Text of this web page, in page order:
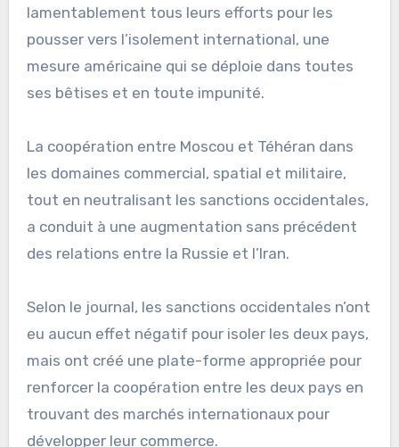
lamentablement tous leurs efforts pour les
pousser vers l’isolement international, une
mesure américaine qui se déploie dans toutes
ses bêtises et en toute impunité.
La coopération entre Moscou et Téhéran dans
les domaines commercial, spatial et militaire,
tout en neutralisant les sanctions occidentales,
a conduit à une augmentation sans précédent
des relations entre la Russie et l’Iran.
Selon le journal, les sanctions occidentales n’ont
eu aucun effet négatif pour isoler les deux pays,
mais ont créé une plate-forme appropriée pour
renforcer la coopération entre les deux pays en
trouvant des marchés internationaux pour
développer leur commerce.